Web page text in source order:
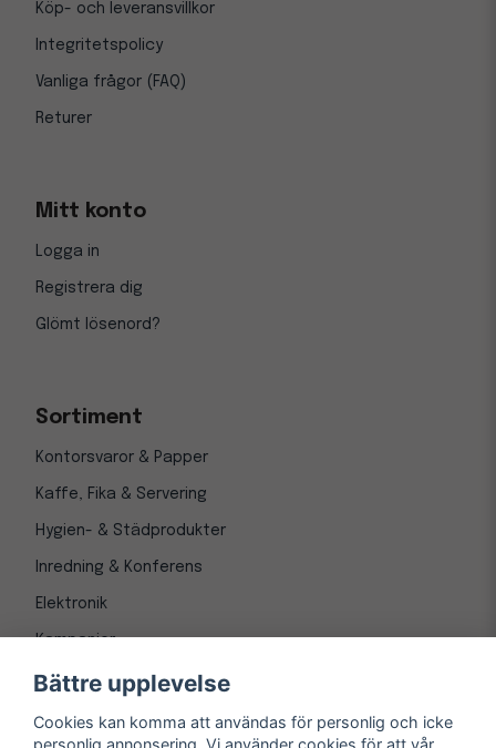
Köp- och leveransvillkor
Integritetspolicy
Vanliga frågor (FAQ)
Returer
Mitt konto
Logga in
Registrera dig
Glömt lösenord?
Sortiment
Kontorsvaror & Papper
Kaffe, Fika & Servering
Hygien- & Städprodukter
Inredning & Konferens
Elektronik
Kampanjer
Bättre upplevelse
Cookies kan komma att användas för personlig och icke
personlig annonsering. Vi använder cookies för att vår